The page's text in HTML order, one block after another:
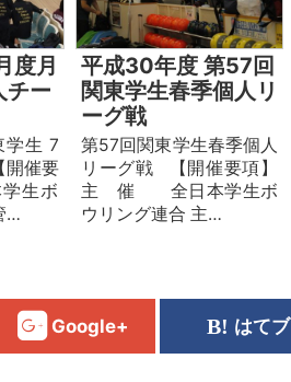
月
チー
学生 7
開催要
生ボ
…
平成30年度 第57回
関東学生春季個人リ
ーグ戦
第57回関東学生春季個人
リーグ戦 【開催要項】
主 催 全日本学生ボ
ウリング連合 主…
Google+ はてブ